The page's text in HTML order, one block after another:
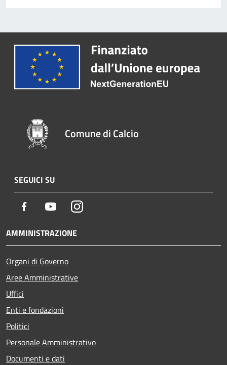
Comune di Calcio
SEGUICI SU
Facebook YoutubeInstagram
AMMINISTRAZIONE
Organi di Governo
Aree Amministrative
Uffici
Enti e fondazioni
Politici
Personale Amministrativo
Documenti e dati